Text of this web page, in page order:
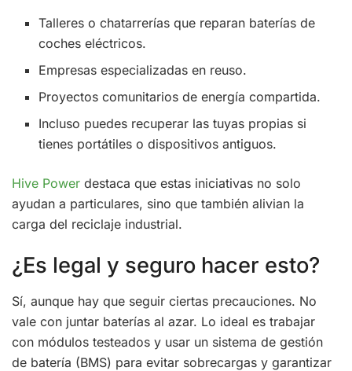
Talleres o chatarrerías que reparan baterías de
coches eléctricos.
Empresas especializadas en reuso.
Proyectos comunitarios de energía compartida.
Incluso puedes recuperar las tuyas propias si
tienes portátiles o dispositivos antiguos.
Hive Power destaca que estas iniciativas no solo
ayudan a particulares, sino que también alivian la
carga del reciclaje industrial.
¿Es legal y seguro hacer esto?
Sí, aunque hay que seguir ciertas precauciones. No
vale con juntar baterías al azar. Lo ideal es trabajar
con módulos testeados y usar un sistema de gestión
de batería (BMS) para evitar sobrecargas y garantizar